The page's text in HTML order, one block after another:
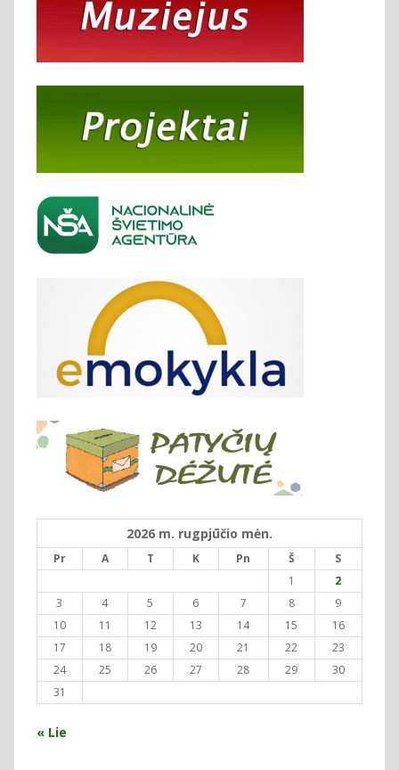
2026 m. rugpjūčio mėn.
Pr A T K Pn Š
S
1
2
3
4 5 6 7 8
9
10
11 12 13 14 15
16
17
18 19 20 21 22
23
24
25 26 27 28 29
30
31
« Lie